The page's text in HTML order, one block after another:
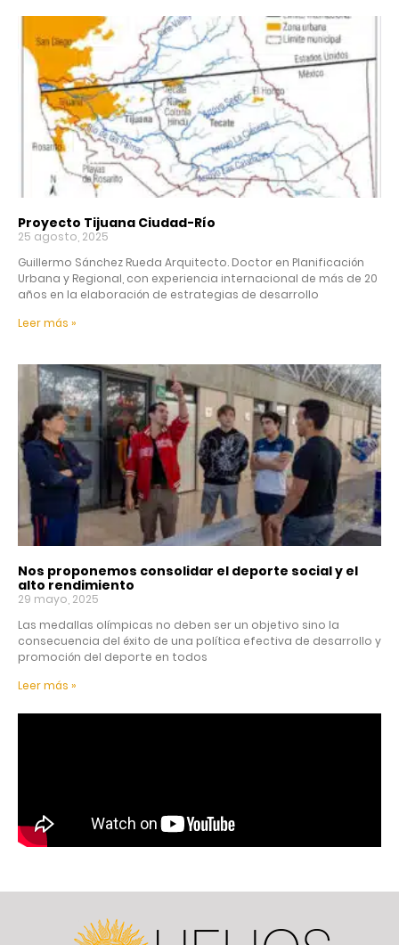
Proyecto Tijuana Ciudad-Río
25 agosto, 2025
Guillermo Sánchez Rueda Arquitecto. Doctor en Planificación
Urbana y Regional, con experiencia internacional de más de 20
años en la elaboración de estrategias de desarrollo
Leer más »
Nos proponemos consolidar el deporte social y el
alto rendimiento
29 mayo, 2025
Las medallas olímpicas no deben ser un objetivo sino la
consecuencia del éxito de una política efectiva de desarrollo y
promoción del deporte en todos
Leer más »